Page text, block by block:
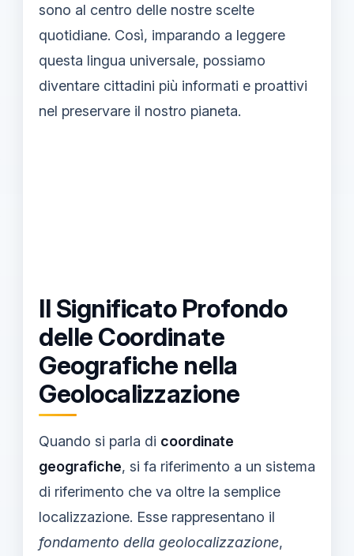
sono al centro delle nostre scelte
quotidiane. Così, imparando a leggere
questa lingua universale, possiamo
diventare cittadini più informati e proattivi
nel preservare il nostro pianeta.
Il Significato Profondo
delle Coordinate
Geografiche nella
Geolocalizzazione
Quando si parla di coordinate
geografiche, si fa riferimento a un sistema
di riferimento che va oltre la semplice
localizzazione. Esse rappresentano il
fondamento della geolocalizzazione,